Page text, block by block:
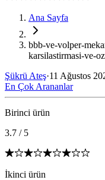
Ana Sayfa
bbb-ve-volper-
karsilastirmasi-ve-
Şükrü Ateş·11 Ağustos
En Çok Arananlar
Birinci ürün
3.7 / 5
İkinci ürün